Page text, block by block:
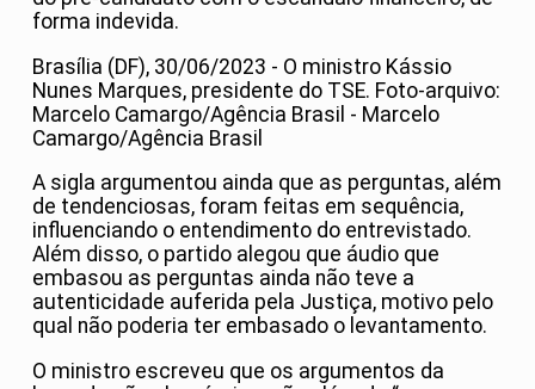
forma indevida.
Brasília (DF), 30/06/2023 - O ministro Kássio
Nunes Marques, presidente do TSE. Foto-arquivo:
Marcelo Camargo/Agência Brasil - Marcelo
Camargo/Agência Brasil
A sigla argumentou ainda que as perguntas, além
de tendenciosas, foram feitas em sequência,
influenciando o entendimento do entrevistado.
Além disso, o partido alegou que áudio que
embasou as perguntas ainda não teve a
autenticidade auferida pela Justiça, motivo pelo
qual não poderia ter embasado o levantamento.
O ministro escreveu que os argumentos da